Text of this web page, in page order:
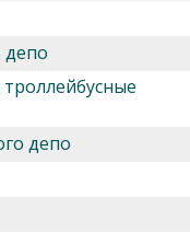
депо
депо